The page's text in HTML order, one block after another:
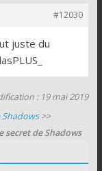
#12030
juste du
: 19 mai 2019
>>
secret de Shadows